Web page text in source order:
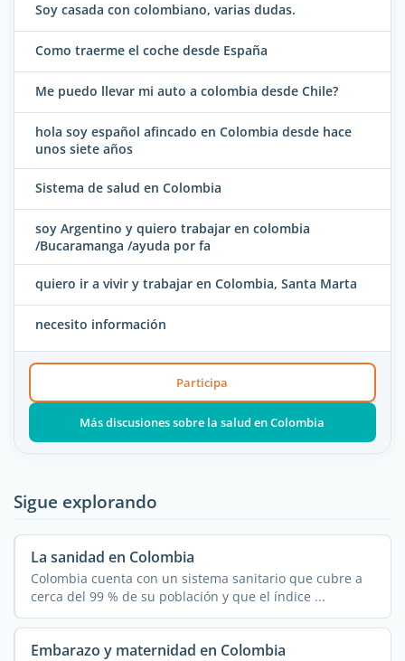
Soy casada con colombiano, varias dudas.
Como traerme el coche desde España
Me puedo llevar mi auto a colombia desde Chile?
hola soy español afincado en Colombia desde hace
unos siete años
Sistema de salud en Colombia
soy Argentino y quiero trabajar en colombia
/Bucaramanga /ayuda por fa
quiero ir a vivir y trabajar en Colombia, Santa Marta
necesito información
Participa
Más discusiones sobre la salud en Colombia
Sigue explorando
La sanidad en Colombia
Colombia cuenta con un sistema sanitario que cubre a
cerca del 99 % de su población y que el índice ...
Embarazo y maternidad en Colombia